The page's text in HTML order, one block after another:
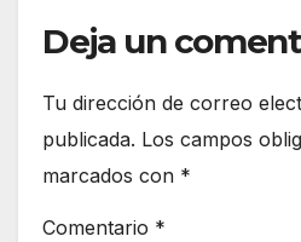
Deja un
Tu dirección de correo
publicada. Los campos
marcados con *
Comentario *